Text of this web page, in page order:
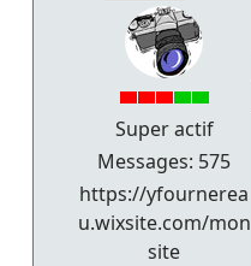
Super actif
Messages: 575
https://yfournerea
u.wixsite.com/mon
site